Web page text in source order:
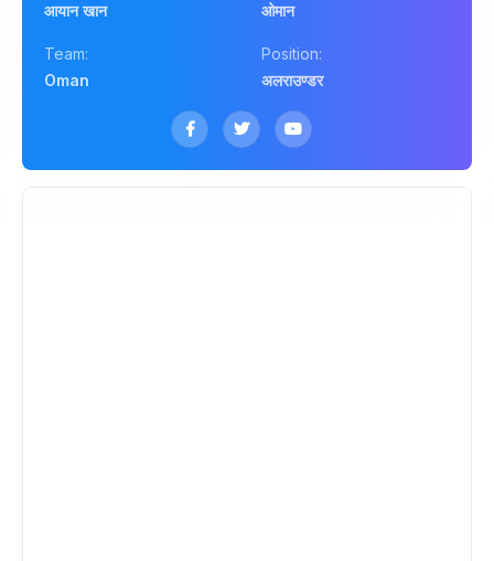
आयान खान
ओमान
Team:
Oman
Position:
अलराउण्डर